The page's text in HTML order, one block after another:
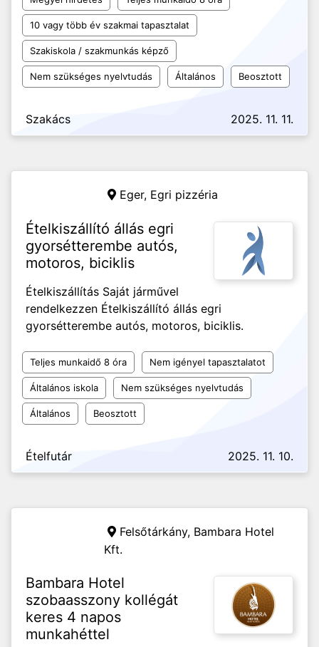
10 vagy több év szakmai tapasztalat
Szakiskola / szakmunkás képző
Nem szükséges nyelvtudás Általános Beosztott
Szakács 2025. 11. 11.
Eger, Egri pizzéria
Ételkiszállító állás egri
gyorsétterembe autós,
motoros, biciklis
Ételkiszállítás Saját járművel
rendelkezzen Ételkiszállító állás egri
gyorsétterembe autós, motoros, biciklis.
Teljes munkaidő 8 óra Nem igényel tapasztalatot
Általános iskola Nem szükséges nyelvtudás
Általános Beosztott
Ételfutár 2025. 11. 10.
Felsőtárkány, Bambara Hotel
Kft.
Bambara Hotel
szobaasszony kollégát
keres 4 napos
munkahéttel